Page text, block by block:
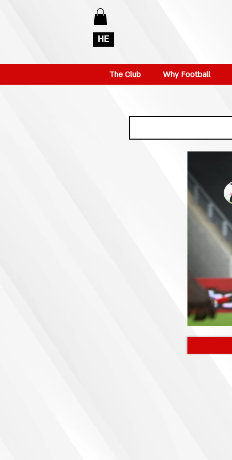
HE
The Club Why Football